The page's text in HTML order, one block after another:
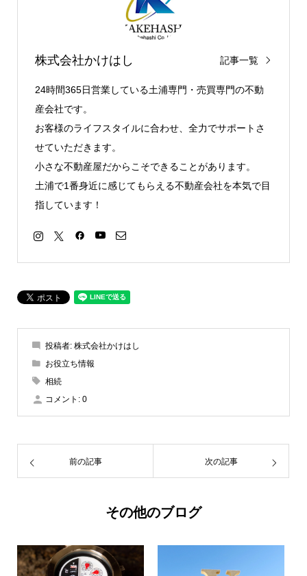
株式会社かけはし 記事一覧
24時間365日営業している土浦専門・売買専門の不動
産会社です。
お客様のライフスタイルに合わせ、全力でサポートさ
せていただきます。
小さな不動産屋だからこそできることがあります。
土浦で1番身近に感じてもらえる不動産会社を本気で目
指しています！
投稿者: 株式会社かけはし
お役立ち情報
相続
コメント: 0
前の記事 次の記事
その他のブログ